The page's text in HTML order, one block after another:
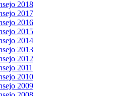
2018
2017
2016
2015
2014
2013
2012
2011
2010
2009